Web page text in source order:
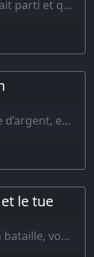
Lorsque les Turcs virent qu’Ardjasp était parti et que de tous côtés ils étaient frappés…
Quand la lune fut assise sur son trône d’argent, et quand trois veilles de la nuit sombre furent p…
le tue
Bijen, après avoir rangé son armée en bataille, voulut attaquer en masse les Ir…